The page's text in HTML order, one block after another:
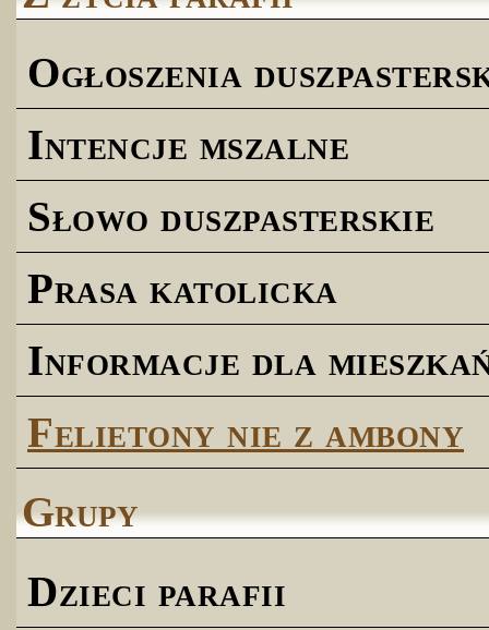
Ogłoszenia
Intencje mszalne
Słowo duszpasterskie
Prasa katolicka
Informacje dla
Felietony nie z ambony
Grupy
Dzieci parafii